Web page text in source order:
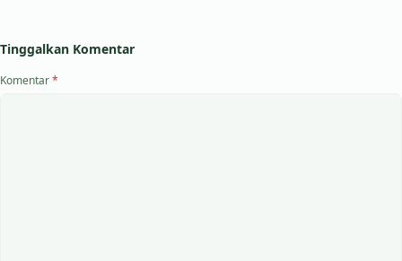
Tinggalkan Komentar
Komentar*